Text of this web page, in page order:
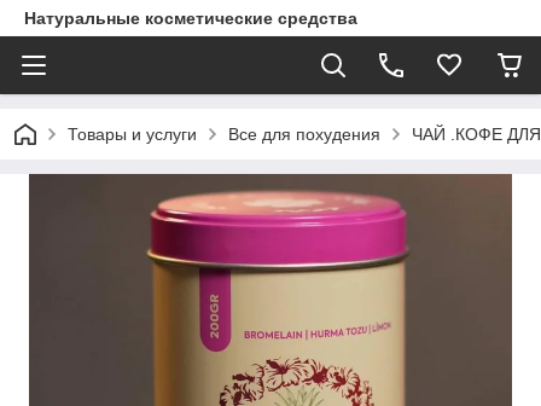
Натуральные косметические средства
Товары и услуги Все для похудения ЧАЙ .КОФЕ